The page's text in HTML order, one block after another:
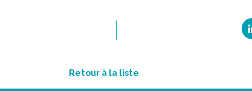
Retour à la liste